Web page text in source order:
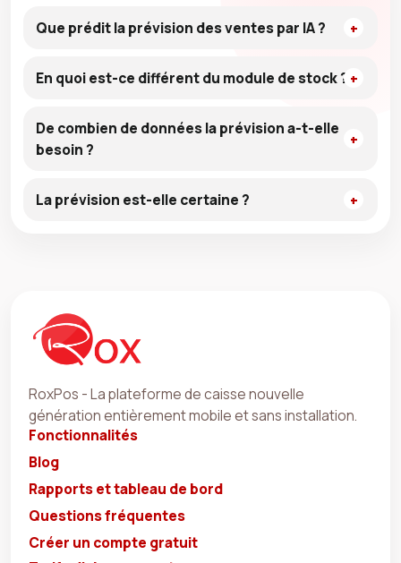
Que prédit la prévision des ventes par IA ?
En quoi est-ce différent du module de stock ?
De combien de données la prévision a-t-elle
besoin ?
La prévision est-elle certaine ?
RoxPos - La plateforme de caisse nouvelle
génération entièrement mobile et sans installation.
Fonctionnalités
Blog
Rapports et tableau de bord
Questions fréquentes
Créer un compte gratuit